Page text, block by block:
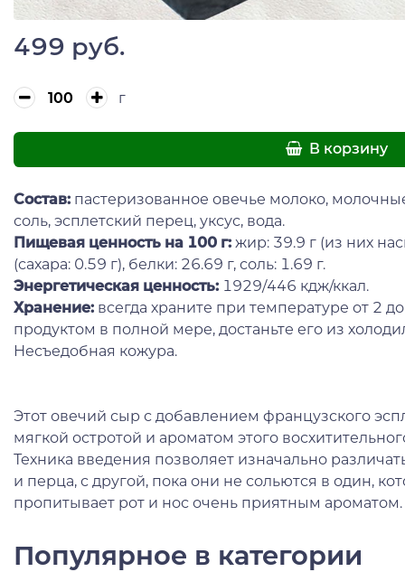
499 руб.
г
В корзину
Состав: пастеризованное овечье молоко,
соль, эсплетский перец, уксус, вода.
Пищевая ценность на 100 г: жир: 39.9 г (из них
(сахара: 0.59 г), белки: 26.69 г, соль: 1.69 г.
Энергетическая ценность: 1929/446 кдж/ккал.
Хранение: всегда храните при температуре от 2
продуктом в полной мере, достаньте его из
Несъедобная кожура.
Этот овечий сыр с добавлением французского
мягкой остротой и ароматом этого
Техника введения позволяет изначально
и перца, с другой, пока они не сольются в один,
пропитывает рот и нос очень приятным ароматом.
Популярное в категории